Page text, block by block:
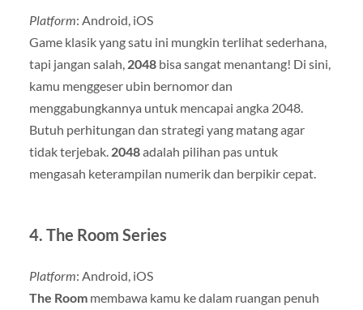
Platform: Android, iOS
Game klasik yang satu ini mungkin terlihat sederhana,
tapi jangan salah, 2048bisa sangat menantang! Di sini,
kamu menggeser ubin bernomor dan
menggabungkannya untuk mencapai angka 2048.
Butuh perhitungan dan strategi yang matang agar
tidak terjebak. 2048adalah pilihan pas untuk
mengasah keterampilan numerik dan berpikir cepat.
4. The Room Series
Platform: Android, iOS
The Roommembawa kamu ke dalam ruangan penuh